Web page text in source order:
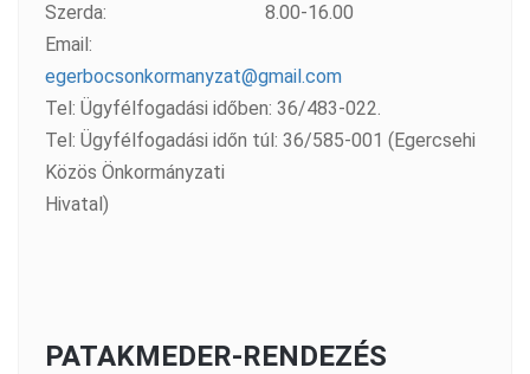
Szerda:
8.00-16.00
Email:
egerbocsonkormanyzat@gmail.com
Tel: Ügyfélfogadási időben: 36/483-022.
Tel: Ügyfélfogadási időn túl: 36/585-001 (Egercsehi
Közös Önkormányzati
Hivatal)
PATAKMEDER-RENDEZÉS